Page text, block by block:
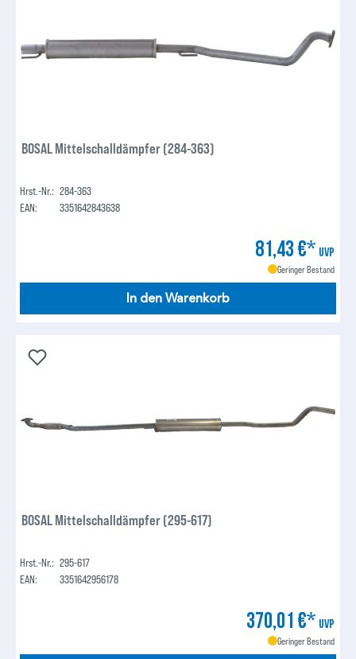
BOSAL Mittelschalldämpfer (284-363)
Hrst.-Nr.: 284-363
EAN:
3351642843638
81,43 €* UVP
Geringer Bestand
In den Warenkorb
BOSAL Mittelschalldämpfer (295-617)
Hrst.-Nr.: 295-617
EAN:
3351642956178
370,01 €* UVP
Geringer Bestand